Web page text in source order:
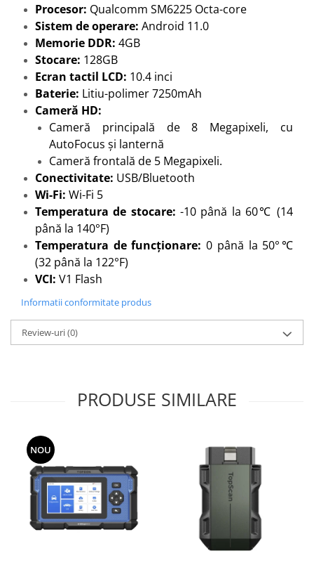
Procesor: Qualcomm SM6225 Octa-core
Sistem de operare: Android 11.0
Memorie DDR: 4GB
Stocare: 128GB
Ecran tactil LCD: 10.4 inci
Baterie: Litiu-polimer 7250mAh
Cameră HD:
Cameră principală de 8 Megapixeli, cu
AutoFocus și lanternă
Cameră frontală de 5 Megapixeli.
Conectivitate: USB/Bluetooth
Wi-Fi: Wi-Fi 5
Temperatura de stocare: -10 până la 60℃ (14
până la 140°F)
Temperatura de funcționare: 0 până la 50°℃
(32 până la 122°F)
VCI: V1 Flash
Informatii conformitate produs
Review-uri(0)
PRODUSE SIMILARE
NOU